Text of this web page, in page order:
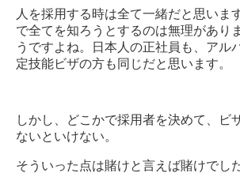
人を採用する時は全て一緒だと思いま
で全てを知ろうとするのは無理があり
うですよね。日本人の正社員も、アル
定技能ビザの方も同じだと思います。
しかし、どこかで採用者を決めて、ビ
ないといけない。
そういった点は賭けと言えば賭けでし